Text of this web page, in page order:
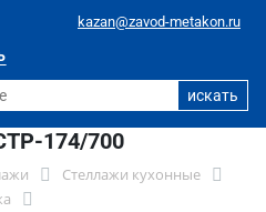
kazan@zavod-metakon.ru
174/700
Стеллажи кухонные